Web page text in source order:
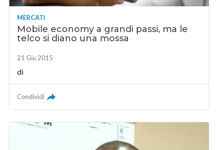
MERCATI
Mobile economy a grandi passi, ma le
telco si diano una mossa
21 Giu 2015
di
Condividi